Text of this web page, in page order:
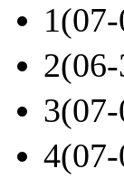
1
2
3
4